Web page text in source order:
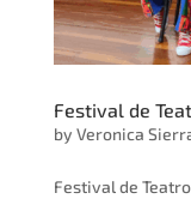
Festival de
by Veronica
Festival de